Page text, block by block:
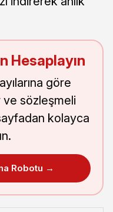
Hesaplayın
göre
sözleşmeli
kolayca
Robotu →